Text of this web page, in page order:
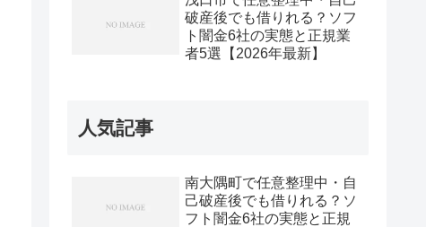
破産後でも借りれる？ソフ
ト闇金6社の実態と正規業
者5選【2026年最新】
人気記事
南大隅町で任意整理中・自
己破産後でも借りれる？ソ
フト闇金6社の実態と正規